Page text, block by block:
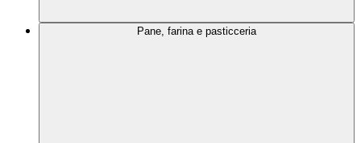
Pane, farina e pasticceria